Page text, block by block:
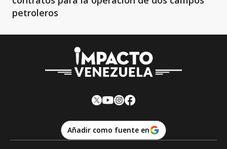
petroleros
Añadir como fuente en